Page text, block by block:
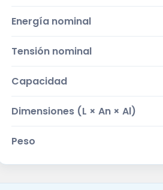
Energía nominal
Tensión nominal
Capacidad
Dimensiones (L × An × Al)
Peso